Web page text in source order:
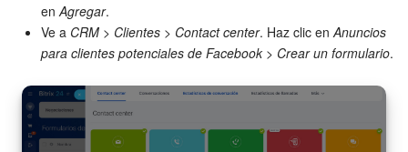
EMPEZAR GRATIS
INICIAR SESIÓN
en Agregar.
Ve a CRM > Clientes > Contact center. Haz clic en Anuncios
para clientes potenciales de Facebook > Crear un formulario.